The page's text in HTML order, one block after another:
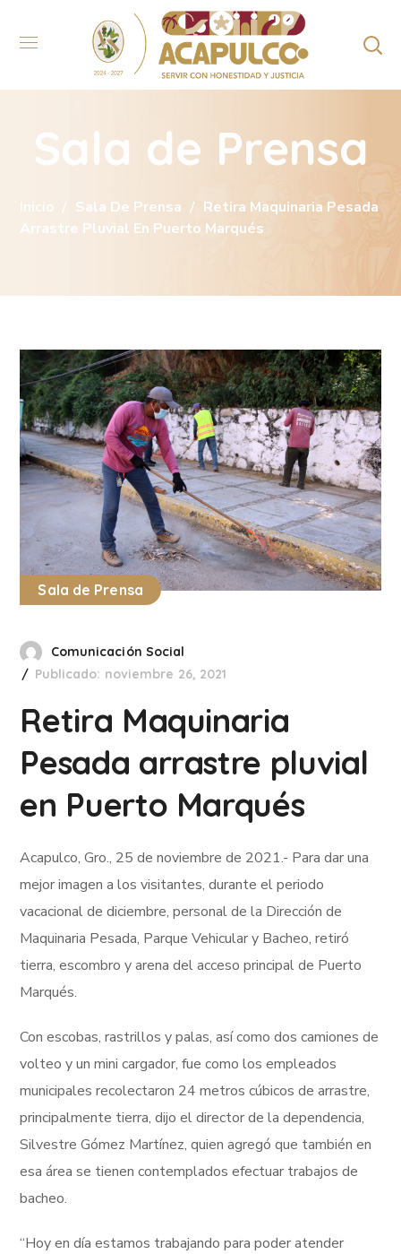
Sala de Prensa
Inicio Sala De Prensa
Retira Maquinaria Pesada
Arrastre Pluvial En Puerto Marqués
Sala de Prensa
Comunicación Social
Publicado: noviembre 26, 2021
Retira Maquinaria
Pesada arrastre pluvial
en Puerto Marqués
Acapulco, Gro., 25 de noviembre de 2021.- Para dar una
mejor imagen a los visitantes, durante el periodo
vacacional de diciembre, personal de la Dirección de
Maquinaria Pesada, Parque Vehicular y Bacheo, retiró
tierra, escombro y arena del acceso principal de Puerto
Marqués.
Con escobas, rastrillos y palas, así como dos camiones de
volteo y un mini cargador, fue como los empleados
municipales recolectaron 24 metros cúbicos de arrastre,
principalmente tierra, dijo el director de la dependencia,
Silvestre Gómez Martínez, quien agregó que también en
esa área se tienen contemplados efectuar trabajos de
bacheo.
“Hoy en día estamos trabajando para poder atender